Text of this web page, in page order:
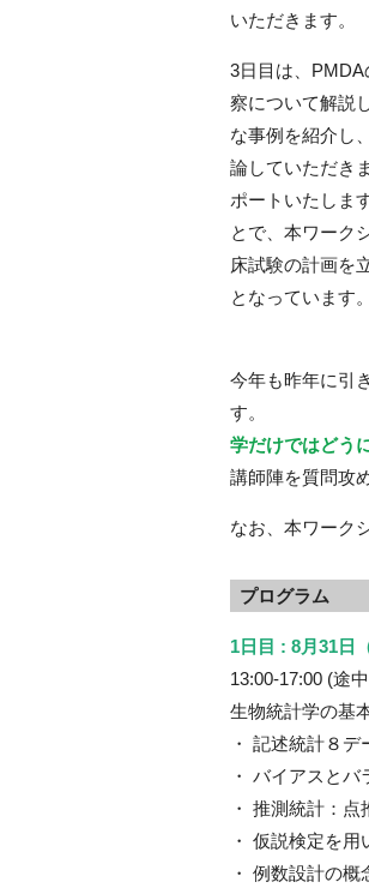
いただきます。
3日目は、
察について解説
な事例を紹介し
論していただき
ポートいたしま
とで、本ワーク
床試験の計画を
となっています。
今年も昨年に引
す
学だけではどう
講師陣を質問攻
なお、本ワーク
プログラム
1日目 : 8月31日
13:00-17:00 (途
生物統計学の基
・ 記述統計８デ
・ バイアスとバ
・ 推測統計：
・ 仮説検定を用
・ 例数設計の概